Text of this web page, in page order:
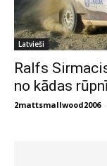
Latvieši
Ralfs
no kādas
2mattsmallwood2006 -